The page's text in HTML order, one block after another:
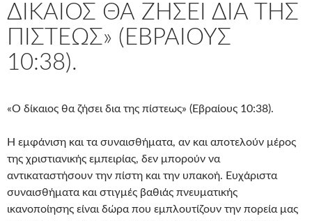
ΔΊΚΑΙΟΣ ΘΑ ΖΉΣΕΙ ΔΙΑ ΤΗΣ
ΠΊΣΤΕΩΣ» (ΕΒΡΑΊΟΥΣ
10:38).
«Ο δίκαιος θα ζήσει δια της πίστεως» (Εβραίους 10:38).
Η εμφάνιση και τα συναισθήματα, αν και αποτελούν μέρος
της χριστιανικής εμπειρίας, δεν μπορούν να
αντικαταστήσουν την πίστη και την υπακοή. Ευχάριστα
συναισθήματα και στιγμές βαθιάς πνευματικής
ικανοποίησης είναι δώρα που εμπλουτίζουν την πορεία μας